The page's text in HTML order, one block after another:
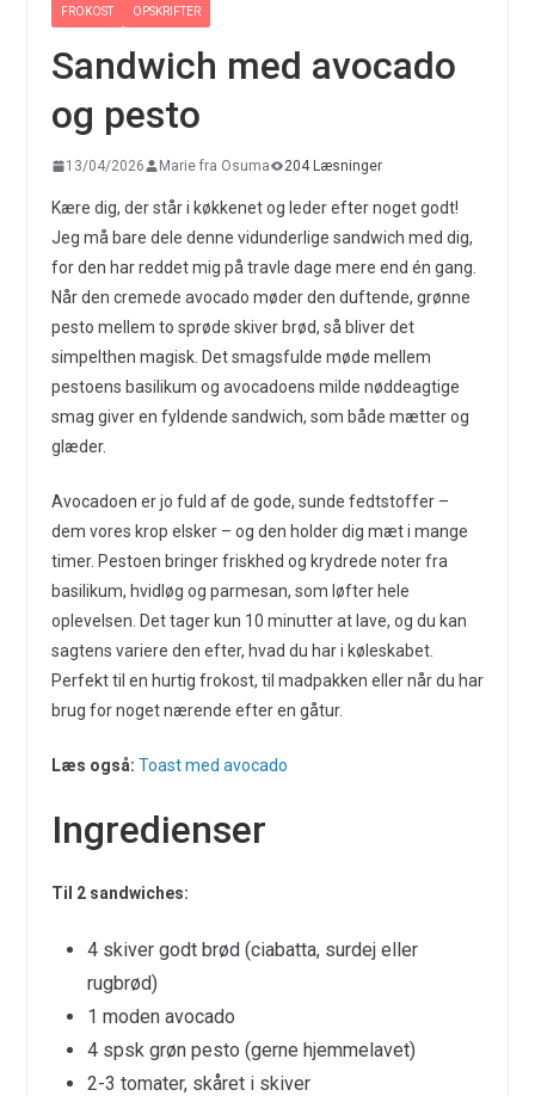
FROKOST OPSKRIFTER
Sandwich med avocado
og pesto
13/04/2026 Marie fra Osuma 204 Læsninger
Kære dig, der står i køkkenet og leder efter noget godt!
Jeg må bare dele denne vidunderlige sandwich med dig,
for den har reddet mig på travle dage mere end én gang.
Når den cremede avocado møder den duftende, grønne
pesto mellem to sprøde skiver brød, så bliver det
simpelthen magisk. Det smagsfulde møde mellem
pestoens basilikum og avocadoens milde nøddeagtige
smag giver en fyldende sandwich, som både mætter og
glæder.
Avocadoen er jo fuld af de gode, sunde fedtstoffer –
dem vores krop elsker – og den holder dig mæt i mange
timer. Pestoen bringer friskhed og krydrede noter fra
basilikum, hvidløg og parmesan, som løfter hele
oplevelsen. Det tager kun 10 minutter at lave, og du kan
sagtens variere den efter, hvad du har i køleskabet.
Perfekt til en hurtig frokost, til madpakken eller når du har
brug for noget nærende efter en gåtur.
Læs også: Toast med avocado
Ingredienser
Til 2 sandwiches:
4 skiver godt brød (ciabatta, surdej eller
rugbrød)
1 moden avocado
4 spsk grøn pesto (gerne hjemmelavet)
2-3 tomater, skåret i skiver